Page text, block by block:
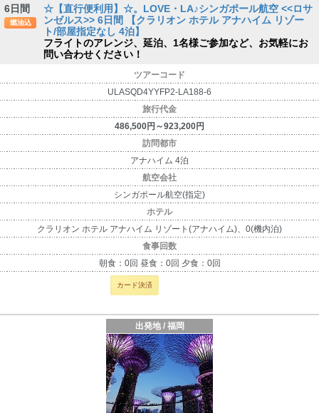
6日間
燃油込
☆【直行便利用】☆。LOVE・LA♪シンガポール航空 <<ロサ
ンゼルス>> 6日間 【クラリオン ホテル アナハイム リゾー
ト/部屋指定なし 4泊】
フライトのアレンジ、延泊、1名様ご参加など、お気軽にお
問い合わせください！
ツアーコード
ULASQD4YYFP2-LA188-6
旅行代金
486,500円～923,200円
訪問都市
アナハイム 4泊
航空会社
シンガポール航空(指定)
ホテル
クラリオン ホテル アナハイム リゾート(アナハイム)、0(機内泊)
食事回数
朝食：0回 昼食：0回 夕食：0回
カード決済
出発地 / 福岡